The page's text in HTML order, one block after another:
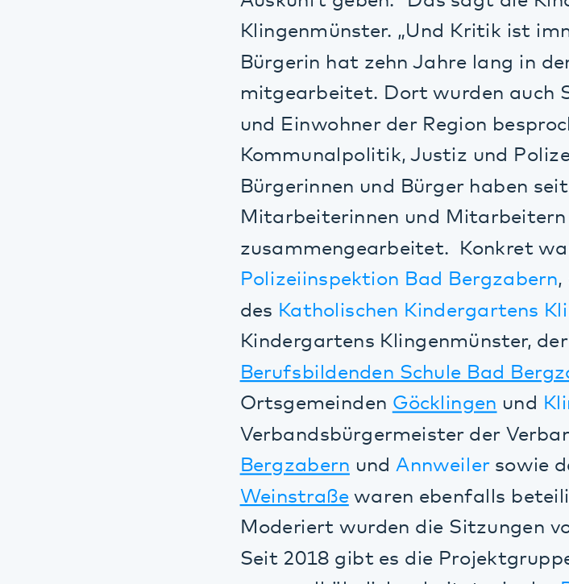
und Einwohner der Region besprochen.
Kommunalpolitik, Justiz und Polizei,
Bürgerinnen und Bürger haben seit
Mitarbeiterinnen und Mitarbeitern des
zusammengearbeitet. Konkret waren
Polizeiinspektion Bad Bergzabern , des
desKatholischen Kindergartens
Kindergartens Klingenmünster, der
Ortsgemeinden
Verbandsbürgermeister der
Bergzabern undAnnweilersowie der
Weinstraßewaren ebenfalls beteiligt.
Moderiert wurden die Sitzungen von
Seit 2018 gibt es die Projektgruppe
personell ähnlich arbeitet wie derBeirat
ein anderes Format, zusätzlich zu
des Pfalzklinikums, bei dem
Kontakt kommen können: die Reihe